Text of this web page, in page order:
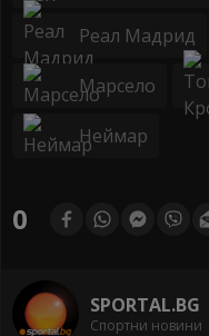
Реал Мадрид
Марсело
Неймар
0
SPORTAL.BG
Спортни новини